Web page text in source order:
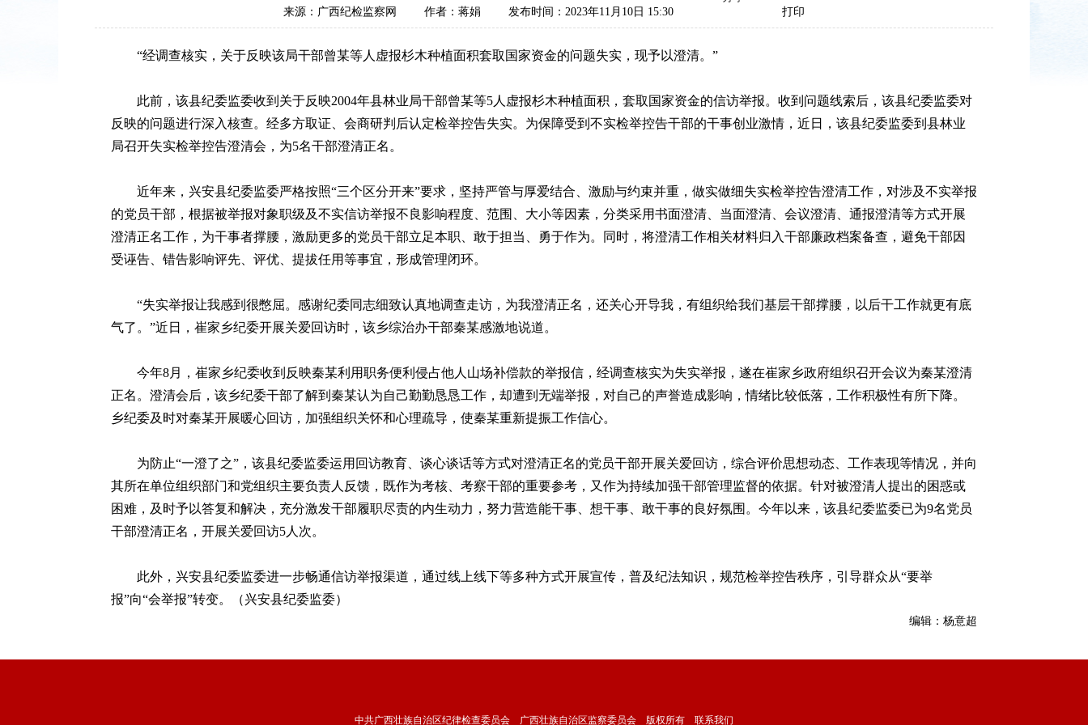
来源：广西纪检监察网 作者：蒋娟 发布时间：2023年11月10日 15:30
打印
“经调查核实，关于反映该局干部曾某等人虚报杉木种植面积套取国家资金的问题失实，现予以澄清。”
此前，该县纪委监委收到关于反映2004年县林业局干部曾某等5人虚报杉木种植面积，套取国家资金的信访举报。收到问题线索后，该县纪委监委对
反映的问题进行深入核查。经多方取证、会商研判后认定检举控告失实。为保障受到不实检举控告干部的干事创业激情，近日，该县纪委监委到县林业
局召开失实检举控告澄清会，为5名干部澄清正名。
近年来，兴安县纪委监委严格按照“三个区分开来”要求，坚持严管与厚爱结合、激励与约束并重，做实做细失实检举控告澄清工作，对涉及不实举报
的党员干部，根据被举报对象职级及不实信访举报不良影响程度、范围、大小等因素，分类采用书面澄清、当面澄清、会议澄清、通报澄清等方式开展
澄清正名工作，为干事者撑腰，激励更多的党员干部立足本职、敢于担当、勇于作为。同时，将澄清工作相关材料归入干部廉政档案备查，避免干部因
受诬告、错告影响评先、评优、提拔任用等事宜，形成管理闭环。
“失实举报让我感到很憋屈。感谢纪委同志细致认真地调查走访，为我澄清正名，还关心开导我，有组织给我们基层干部撑腰，以后干工作就更有底
气了。”近日，崔家乡纪委开展关爱回访时，该乡综治办干部秦某感激地说道。
今年8月，崔家乡纪委收到反映秦某利用职务便利侵占他人山场补偿款的举报信，经调查核实为失实举报，遂在崔家乡政府组织召开会议为秦某澄清
正名。澄清会后，该乡纪委干部了解到秦某认为自己勤勤恳恳工作，却遭到无端举报，对自己的声誉造成影响，情绪比较低落，工作积极性有所下降。
乡纪委及时对秦某开展暖心回访，加强组织关怀和心理疏导，使秦某重新提振工作信心。
为防止“一澄了之”，该县纪委监委运用回访教育、谈心谈话等方式对澄清正名的党员干部开展关爱回访，综合评价思想动态、工作表现等情况，并向
其所在单位组织部门和党组织主要负责人反馈，既作为考核、考察干部的重要参考，又作为持续加强干部管理监督的依据。针对被澄清人提出的困惑或
困难，及时予以答复和解决，充分激发干部履职尽责的内生动力，努力营造能干事、想干事、敢干事的良好氛围。今年以来，该县纪委监委已为9名党员
干部澄清正名，开展关爱回访5人次。
此外，兴安县纪委监委进一步畅通信访举报渠道，通过线上线下等多种方式开展宣传，普及纪法知识，规范检举控告秩序，引导群众从“要举
报”向“会举报”转变。（兴安县纪委监委）
编辑：杨意超
中共广西壮族自治区纪律检查委员会 广西壮族自治区监察委员会 版权所有 联系我们